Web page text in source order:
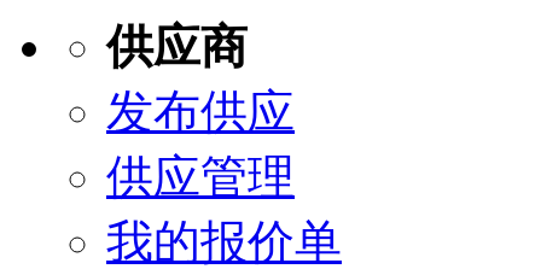
供应商
发布供应
供应管理
我的报价单